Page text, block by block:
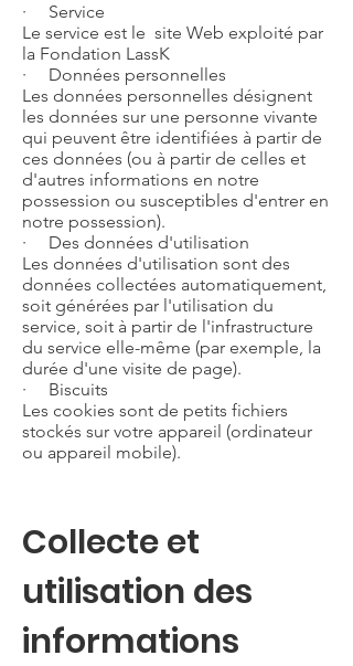
· Service
Le service est le site Web exploité par
la Fondation LassK
· Données personnelles
Les données personnelles désignent
les données sur une personne vivante
qui peuvent être identifiées à partir de
ces données (ou à partir de celles et
d'autres informations en notre
possession ou susceptibles d'entrer en
notre possession).
· Des données d'utilisation
Les données d'utilisation sont des
données collectées automatiquement,
soit générées par l'utilisation du
service, soit à partir de l'infrastructure
du service elle-même (par exemple, la
durée d'une visite de page).
· Biscuits
Les cookies sont de petits fichiers
stockés sur votre appareil (ordinateur
ou appareil mobile).
Collecte et
utilisation des
informations